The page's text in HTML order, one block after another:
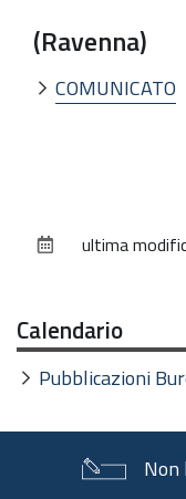
(Ravenna)
COMUNICATO
documento
ultima
Calendario
Pubblicazioni
Non